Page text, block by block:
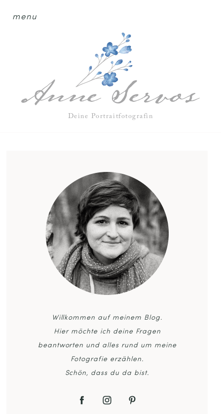
menu
Deine Portraitfotografin
Willkommen auf meinem Blog.
Hier möchte ich deine Fragen
beantworten und alles rund um meine
Fotografie erzählen.
Schön, dass du da bist.